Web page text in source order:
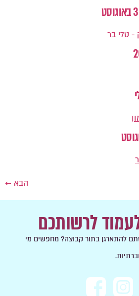
הבא ←
לרשותכם
להתארגן בתור קבוצה? מחפשים מי